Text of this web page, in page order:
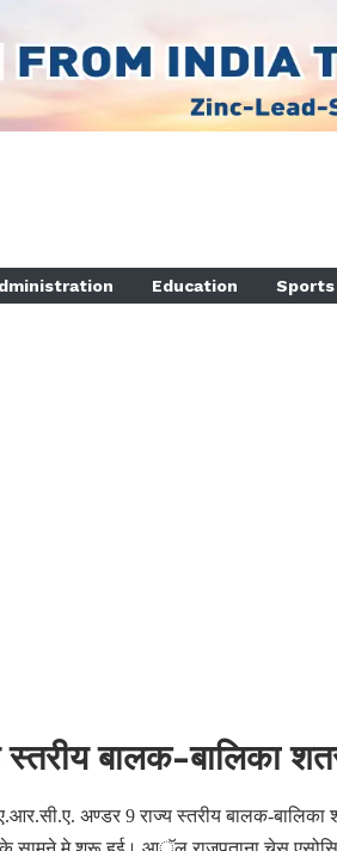
Education Sports
बालक-बालिका
अण्डर 9 राज्य स्तरीय बालक-बालिका